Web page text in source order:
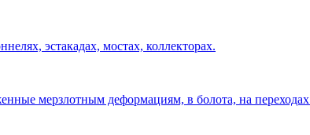
эстакадах, мостах, коллекторах.
мерзлотным деформациям, в болота, на